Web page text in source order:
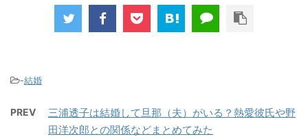
-結婚
PREV
三浦透子は結婚して旦那（夫）がいる？熱愛彼氏や野
田洋次郎との関係などまとめてみた